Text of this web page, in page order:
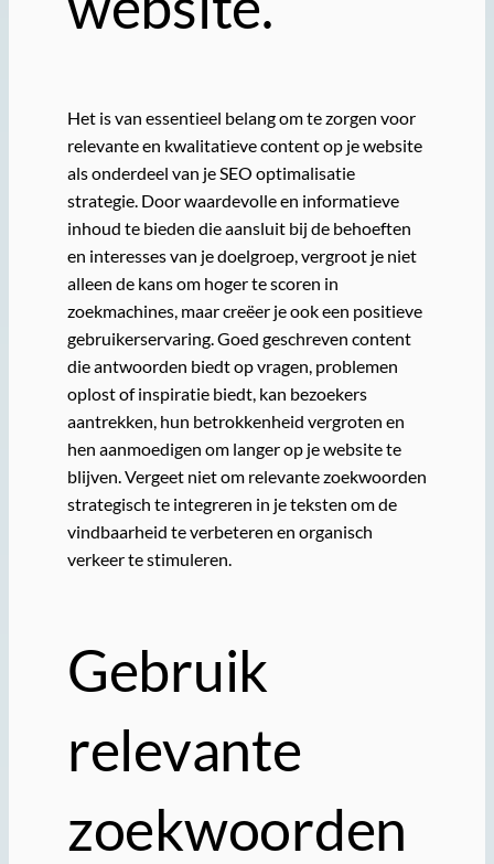
Het is van essentieel belang om te zorgen voor
relevante en kwalitatieve content op je website
als onderdeel van je SEO optimalisatie
strategie. Door waardevolle en informatieve
inhoud te bieden die aansluit bij de behoeften
en interesses van je doelgroep, vergroot je niet
alleen de kans om hoger te scoren in
zoekmachines, maar creëer je ook een positieve
gebruikerservaring. Goed geschreven content
die antwoorden biedt op vragen, problemen
oplost of inspiratie biedt, kan bezoekers
aantrekken, hun betrokkenheid vergroten en
hen aanmoedigen om langer op je website te
blijven. Vergeet niet om relevante zoekwoorden
strategisch te integreren in je teksten om de
vindbaarheid te verbeteren en organisch
verkeer te stimuleren.
Gebruik
relevante
zoekwoorden